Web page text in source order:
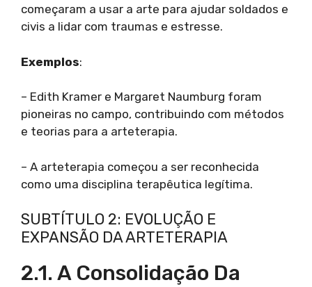
começaram a usar a arte para ajudar soldados e
civis a lidar com traumas e estresse.
Exemplos:
– Edith Kramer e Margaret Naumburg foram
pioneiras no campo, contribuindo com métodos
e teorias para a arteterapia.
– A arteterapia começou a ser reconhecida
como uma disciplina terapêutica legítima.
SUBTÍTULO 2: EVOLUÇÃO E
EXPANSÃO DA ARTETERAPIA
2.1. A Consolidação Da